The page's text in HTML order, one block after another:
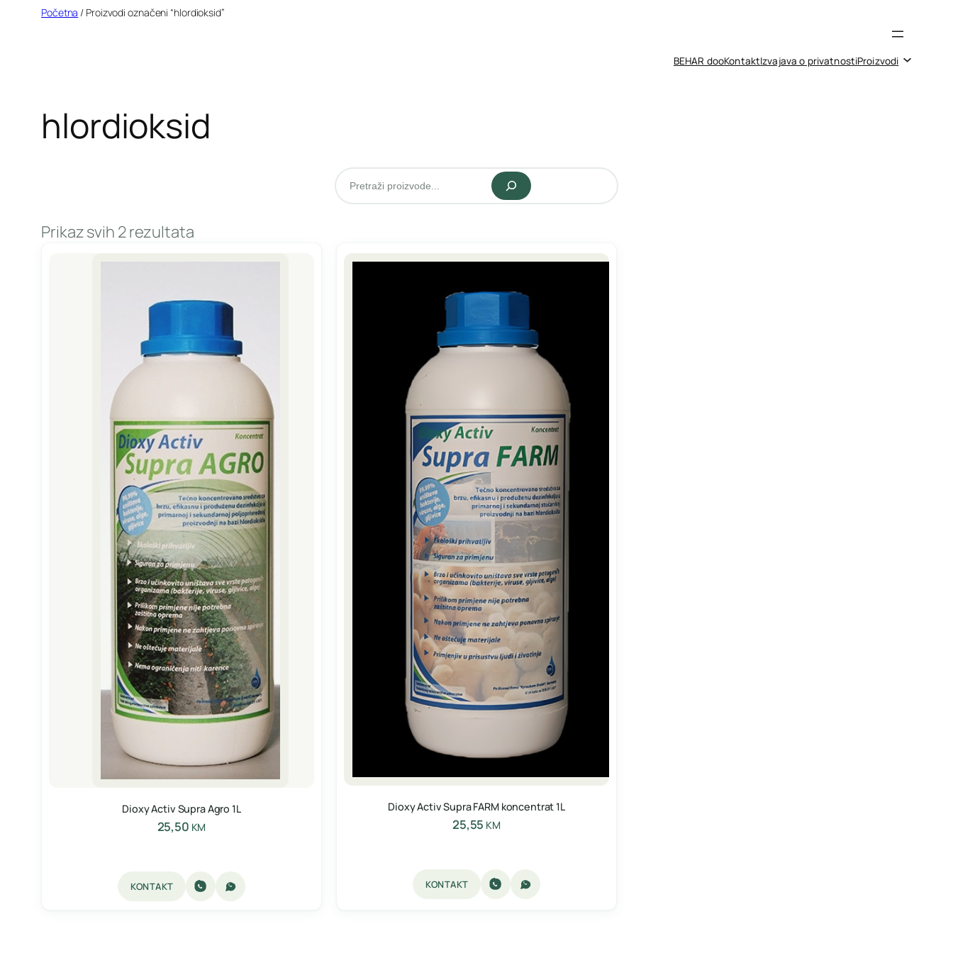
BEHAR dooKontaktIzvajava o privatnostiProizvodi
Početna / Proizvodi označeni “hlordioksid”
hlordioksid
Pretraži
Prikaz svih 2 rezultata
Dioxy Activ Supra Agro 1L
25,50 KM
KONTAKT
Dioxy Activ Supra FARM koncentrat 1L
25,55 KM
KONTAKT